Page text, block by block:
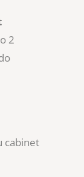
2
cabinet